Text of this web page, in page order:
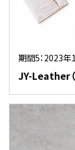
期間5：2023年
JY-Leather（